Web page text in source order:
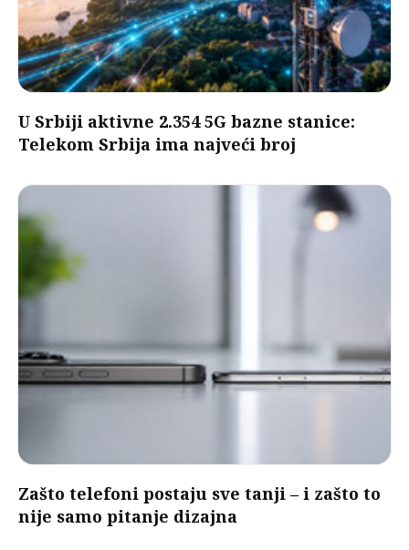
U Srbiji aktivne 2.354 5G bazne stanice:
Telekom Srbija ima najveći broj
Zašto telefoni postaju sve tanji – i zašto to
nije samo pitanje dizajna